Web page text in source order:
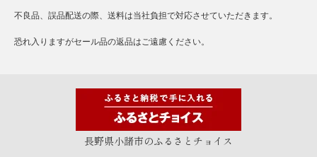
不良品、誤品配送の際、送料は当社負担で対応させていただきます。
恐れ入りますがセール品の返品はご遠慮ください。
長野県小諸市のふるさとチョイス